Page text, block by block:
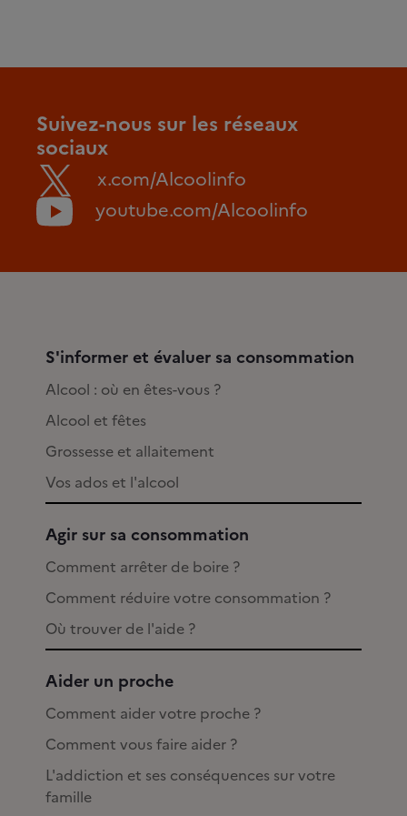
Suivez-nous sur les réseaux
sociaux
x.com/Alcoolinfo
youtube.com/Alcoolinfo
S'informer et évaluer sa consommation
Alcool : où en êtes-vous ?
Alcool et fêtes
Grossesse et allaitement
Vos ados et l'alcool
Agir sur sa consommation
Comment arrêter de boire ?
Comment réduire votre consommation ?
Où trouver de l'aide ?
Aider un proche
Comment aider votre proche ?
Comment vous faire aider ?
L'addiction et ses conséquences sur votre
famille